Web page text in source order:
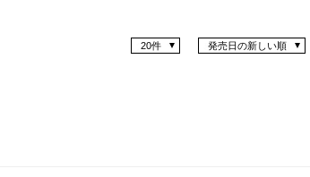
発売日の新しい順
20件